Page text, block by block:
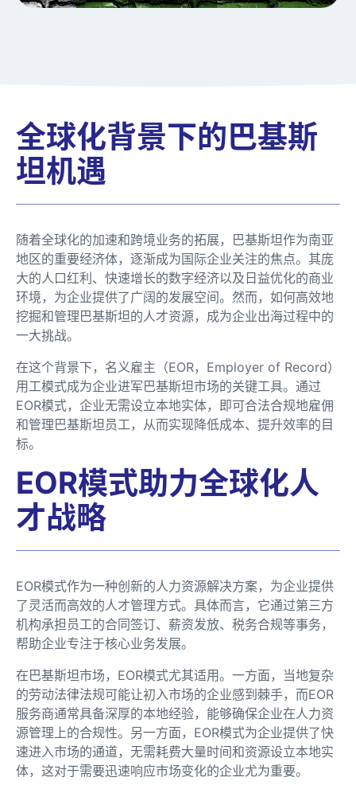
全球化背景下的巴基斯
坦机遇
随着全球化的加速和跨境业务的拓展，巴基斯坦作为南亚
地区的重要经济体，逐渐成为国际企业关注的焦点。其庞
大的人口红利、快速增长的数字经济以及日益优化的商业
环境，为企业提供了广阔的发展空间。然而，如何高效地
挖掘和管理巴基斯坦的人才资源，成为企业出海过程中的
一大挑战。
在这个背景下，名义雇主（EOR，Employer of Record）
用工模式成为企业进军巴基斯坦市场的关键工具。通过
EOR模式，企业无需设立本地实体，即可合法合规地雇佣
和管理巴基斯坦员工，从而实现降低成本、提升效率的目
标。
EOR模式助力全球化人
才战略
EOR模式作为一种创新的人力资源解决方案，为企业提供
了灵活而高效的人才管理方式。具体而言，它通过第三方
机构承担员工的合同签订、薪资发放、税务合规等事务，
帮助企业专注于核心业务发展。
在巴基斯坦市场，EOR模式尤其适用。一方面，当地复杂
的劳动法律法规可能让初入市场的企业感到棘手，而EOR
服务商通常具备深厚的本地经验，能够确保企业在人力资
源管理上的合规性。另一方面，EOR模式为企业提供了快
速进入市场的通道，无需耗费大量时间和资源设立本地实
体，这对于需要迅速响应市场变化的企业尤为重要。